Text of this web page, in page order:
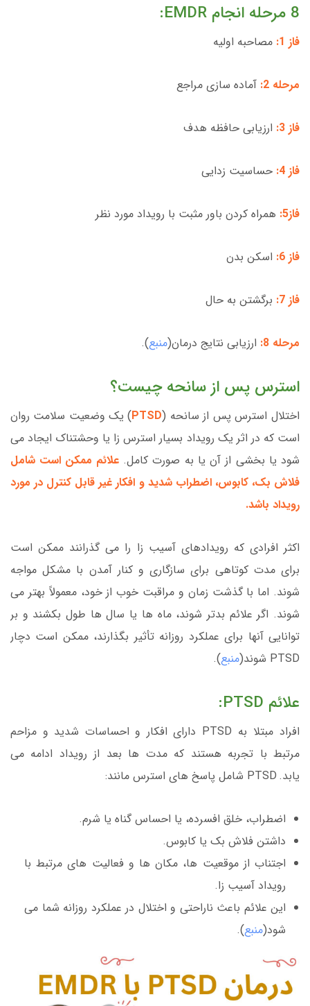
8 مرحله انجام EMDR:
فاز 1: مصاحبه اولیه
مرحله 2: آماده سازی مراجع
فاز 3: ارزیابی حافظه هدف
فاز 4: حساسیت زدایی
فاز5: همراه کردن باور مثبت با رویداد مورد نظر
فاز 6: اسکن بدن
فاز 7: برگشتن به حال
مرحله 8: ارزیابی نتایج درمان(منبع).
استرس پس از سانحه چیست؟
اختلال استرس پس از سانحه (PTSD) یک وضعیت سلامت روان
است که در اثر یک رویداد بسیار استرس زا یا وحشتناک ایجاد می
شود یا بخشی از آن یا به صورت کامل. علائم ممکن است شامل
فلاش بک، کابوس، اضطراب شدید و افکار غیر قابل کنترل در مورد
رویداد باشد.
اکثر افرادی که رویدادهای آسیب زا را می گذرانند ممکن است
برای مدت کوتاهی برای سازگاری و کنار آمدن با مشکل مواجه
شوند. اما با گذشت زمان و مراقبت خوب از خود، معمولاً بهتر می
شوند. اگر علائم بدتر شوند، ماه ها یا سال ها طول بکشند و بر
توانایی آنها برای عملکرد روزانه تأثیر بگذارند، ممکن است دچار
PTSD شوند(
منبع).
علائم PTSD:
افراد مبتلا به PTSD دارای افکار و احساسات شدید و مزاحم
مرتبط با تجربه هستند که مدت ها بعد از رویداد ادامه می
یابد. PTSD شامل پاسخ های استرس مانند:
اضطراب، خلق افسرده، یا احساس گناه یا شرم.
داشتن فلاش بک یا کابوس.
اجتناب از موقعیت ها، مکان ها و فعالیت های مرتبط با
رویداد آسیب زا.
این علائم باعث ناراحتی و اختلال در عملکرد روزانه شما می
شود(منبع).